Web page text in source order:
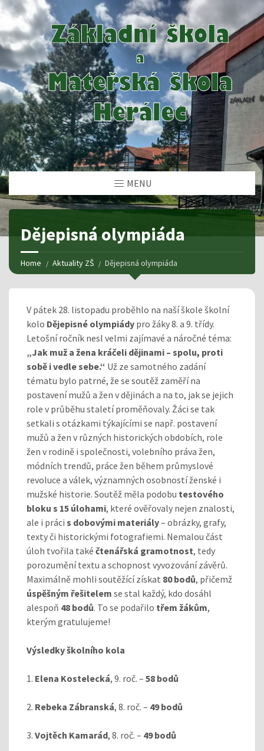
MENU
Dějepisná olympiáda
Home Aktuality ZŠ Dějepisná olympiáda
V pátek 28. listopadu proběhlo na naší škole školní
kolo Dějepisné olympiády pro žáky 8. a 9. třídy.
Letošní ročník nesl velmi zajímavé a náročné téma:
„Jak muž a žena kráčeli dějinami – spolu, proti
sobě i vedle sebe.“ Už ze samotného zadání
tématu bylo patrné, že se soutěž zaměří na
postavení mužů a žen v dějinách a na to, jak se jejich
role v průběhu staletí proměňovaly. Žáci se tak
setkali s otázkami týkajícími se např. postavení
mužů a žen v různých historických obdobích, role
žen v rodině i společnosti, volebního práva žen,
módních trendů, práce žen během průmyslové
revoluce a válek, významných osobností ženské i
mužské historie. Soutěž měla podobu testového
bloku s 15 úlohami, které ověřovaly nejen znalosti,
ale i práci s dobovými materiály– obrázky, grafy,
texty či historickými fotografiemi. Nemalou část
úloh tvořila také čtenářská gramotnost, tedy
porozumění textu a schopnost vyvozování závěrů.
Maximálně mohli soutěžící získat 80 bodů, přičemž
úspěšným řešitelem se stal každý, kdo dosáhl
alespoň 48 bodů. To se podařilo třem žákům,
kterým gratulujeme!
Výsledky školního kola
1. Elena Kostelecká, 9. roč. – 58 bodů
2. Rebeka Zábranská, 8. roč. – 49 bodů
3. Vojtěch Kamarád, 8. roč. – 49 bodů